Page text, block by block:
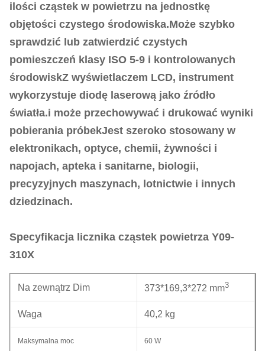
ilości cząstek w powietrzu na jednostkę
objętości czystego środowiska.Może szybko
sprawdzić lub zatwierdzić czystych
pomieszczeń klasy ISO 5-9 i kontrolowanych
środowiskZ wyświetlaczem LCD, instrument
wykorzystuje diodę laserową jako źródło
światła.i może przechowywać i drukować wyniki
pobierania próbekJest szeroko stosowany w
elektronikach, optyce, chemii, żywności i
napojach, apteka i sanitarne, biologii,
precyzyjnych maszynach, lotnictwie i innych
dziedzinach.
Specyfikacja licznika cząstek powietrza Y09-
310X
Na zewnątrz Dim 373*169,3*272 mm3
Waga 40,2 kg
Maksymalna moc 60 W